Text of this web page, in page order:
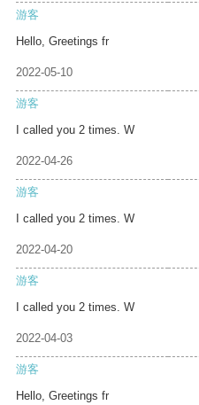
游客
Hello, Greetings fr
2022-05-10
游客
I called you 2 times. W
2022-04-26
游客
I called you 2 times. W
2022-04-20
游客
I called you 2 times. W
2022-04-03
游客
Hello, Greetings fr